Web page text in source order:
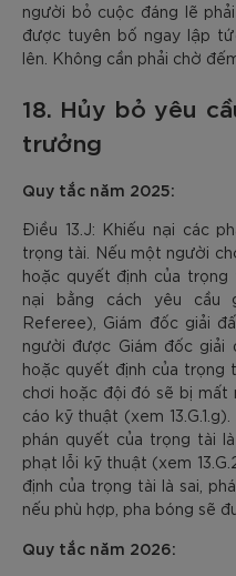
người bỏ cuộc đáng lẽ
được tuyên bố ngay lập
lên. Không cần phải chờ
18. Hủy bỏ yêu
trưởng
Quy tắc năm 2025:
Điều 13.J: Khiếu nại các
trọng tài. Nếu một người
hoặc quyết định của
nại bằng cách yêu cầu
Referee), Giám đốc giải
người được Giám đốc giải
hoặc quyết định của trọng
chơi hoặc đội đó sẽ bị mất
cáo kỹ thuật (xem
phán quyết của trọng tài
phạt lỗi kỹ thuật (xem
định của trọng tài là sai,
nếu phù hợp, pha bóng sẽ
Quy tắc năm 2026: